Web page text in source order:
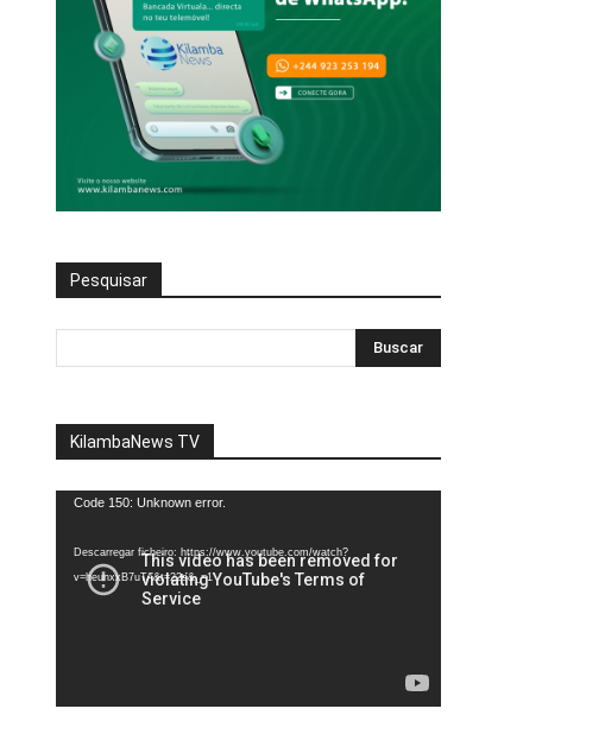
Pesquisar
KilambaNews TV
Reprodutor
vídeo
Code 150: Unknown error.
Descarregar ficheiro: https://www.youtube.com/watch?
v=heunxxB7uTA&t=22s&_=1